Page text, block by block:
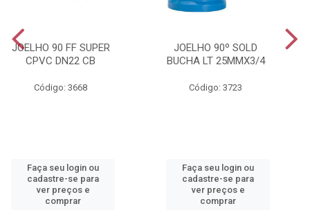
JOELHO 90 FF SUPER
CPVC DN22 CB
Código: 3668
Faça seu login ou
cadastre-se para
ver preços e
comprar
JOELHO 90º SOLD
BUCHA LT 25MMX3/4
Código: 3723
Faça seu login ou
cadastre-se para
ver preços e
comprar